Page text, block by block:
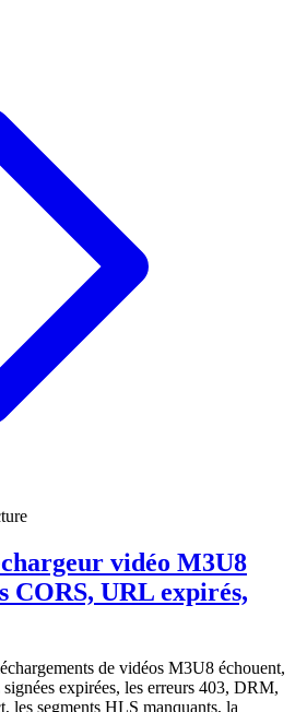
vidéo M3U8
CORS, URL expirés,
de vidéos M3U8 échouent,
expirées, les erreurs 403, DRM,
les segments HLS manquants, la